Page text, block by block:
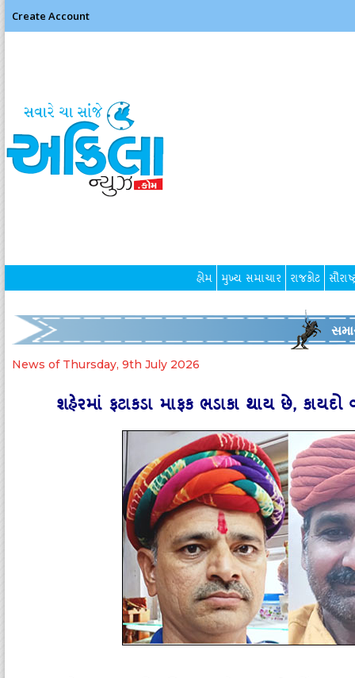
Create Account
હોમ મુખ્ય સમાચાર રાજકોટ
News of Thursday, 9th July 2026
શહેરમાં ફટાકડા માફક ભડાકા થાય છે, કાયદો